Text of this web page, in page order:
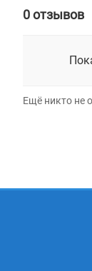
0 отзывов
Ещё никто не